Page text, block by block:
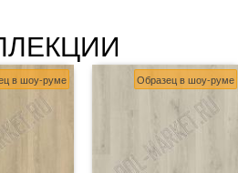
в шоу-руме Образец в шоу-руме